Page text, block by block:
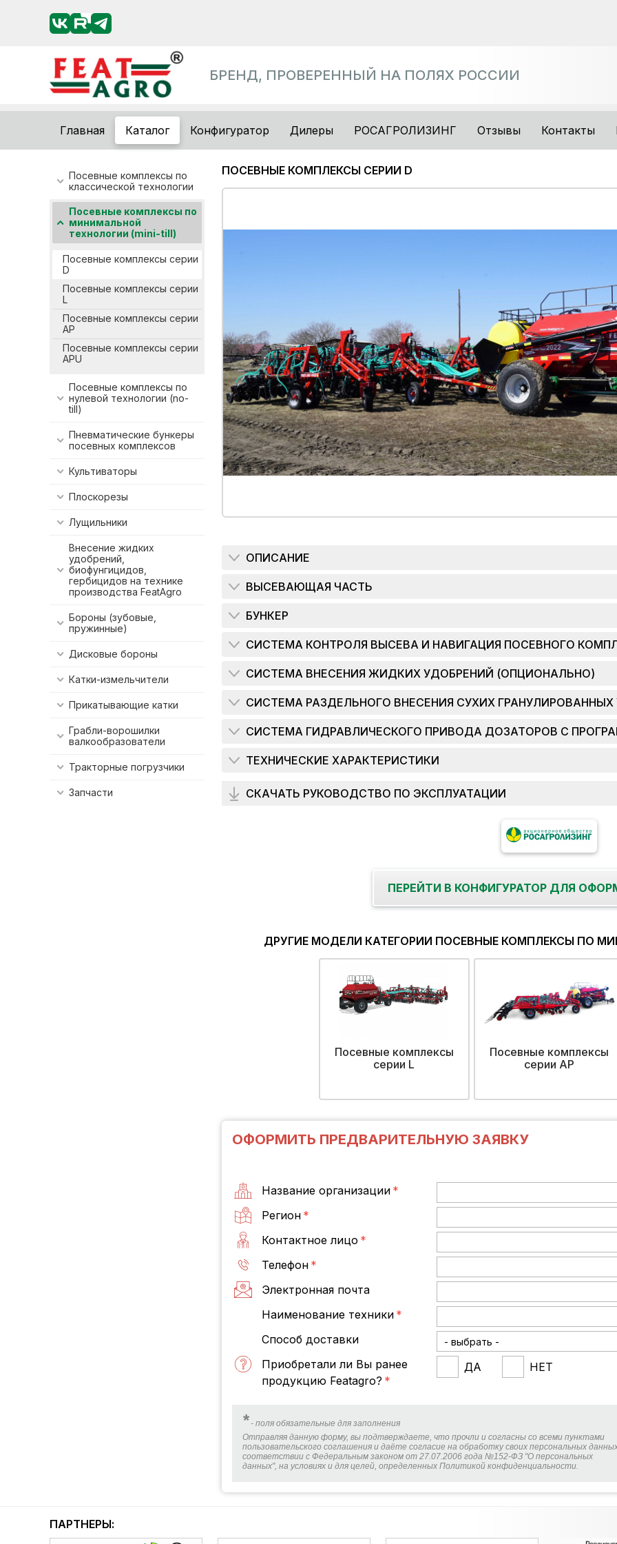
БРЕНД, ПРОВЕРЕННЫЙ НА ПОЛЯХ РОССИИ
Главная Каталог Конфигуратор Дилеры РОСАГРОЛИЗИНГ Отзывы Контакты
Посевные комплексы по
классической технологии
Посевные комплексы по
минимальной
технологии (mini-till)
Посевные комплексы серии
D
Посевные комплексы серии
L
Посевные комплексы серии
AP
Посевные комплексы серии
АРU
Посевные комплексы по
нулевой технологии (no-
till)
Пневматические бункеры
посевных комплексов
Культиваторы
Плоскорезы
Лущильники
Внесение жидких
удобрений,
биофунгицидов,
гербицидов на технике
производства FeatAgro
Бороны (зубовые,
пружинные)
Дисковые бороны
Катки-измельчители
Прикатывающие катки
Грабли-ворошилки
валкообразователи
Тракторные погрузчики
Запчасти
ПОСЕВНЫЕ КОМПЛЕКСЫ СЕРИИ D
ОПИСАНИЕ
ВЫСЕВАЮЩАЯ ЧАСТЬ
БУНКЕР
СИСТЕМА КОНТРОЛЯ ВЫСЕВА И НАВИГАЦИЯ ПОСЕВНОГО
СИСТЕМА ВНЕСЕНИЯ ЖИДКИХ УДОБРЕНИЙ (ОПЦИОНАЛЬНО)
СИСТЕМА РАЗДЕЛЬНОГО ВНЕСЕНИЯ СУХИХ
СИСТЕМА ГИДРАВЛИЧЕСКОГО ПРИВОДА ДОЗАТОРОВ С
ТЕХНИЧЕСКИЕ ХАРАКТЕРИСТИКИ
СКАЧАТЬ РУКОВОДСТВО ПО ЭКСПЛУАТАЦИИ
ПЕРЕЙТИ В КОНФИГУРАТОР ДЛЯ
ДРУГИЕ МОДЕЛИ КАТЕГОРИИ ПОСЕВНЫЕ КОМПЛЕКСЫ ПО
Посевные комплексы
серии L
Посевные комплексы
серии AP
ОФОРМИТЬ ПРЕДВАРИТЕЛЬНУЮ ЗАЯВКУ
Название организации *
Регион *
Контактное лицо *
Телефон *
Электронная почта
Наименование техники *
Способ доставки
Приобретали ли Вы ранее
продукцию Featagro? *
ДА НЕТ
* - поля обязательные для заполнения
Отправляя данную форму, вы подтверждаете, что прочли и согласны со всеми пунктами
пользовательского соглашения и даёте согласие на обработку своих персональных
соответствии с Федеральным законом от 27.07.2006 года №152-ФЗ "О персональных
данных", на условиях и для целей, определенных Политикой конфиденциальности.
ПАРТНЕРЫ: